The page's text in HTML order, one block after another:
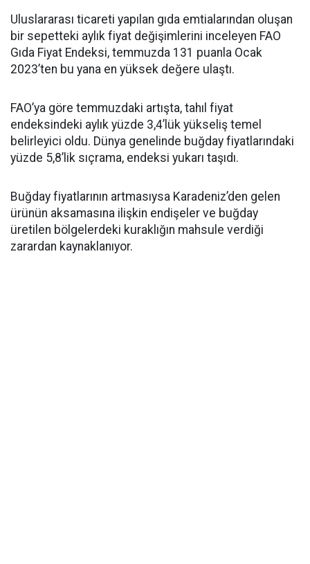
Uluslararası ticareti yapılan gıda emtialarından oluşan
bir sepetteki aylık fiyat değişimlerini inceleyen FAO
Gıda Fiyat Endeksi, temmuzda 131 puanla Ocak
2023’ten bu yana en yüksek değere ulaştı.
FAO’ya göre temmuzdaki artışta, tahıl fiyat
endeksindeki aylık yüzde 3,4’lük yükseliş temel
belirleyici oldu. Dünya genelinde buğday fiyatlarındaki
yüzde 5,8’lik sıçrama, endeksi yukarı taşıdı.
Buğday fiyatlarının artmasıysa Karadeniz’den gelen
ürünün aksamasına ilişkin endişeler ve buğday
üretilen bölgelerdeki kuraklığın mahsule verdiği
zarardan kaynaklanıyor.